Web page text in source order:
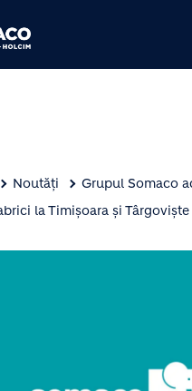
Mergi
Noutăți
Grupul Somaco
la Timișoara și Târgoviște